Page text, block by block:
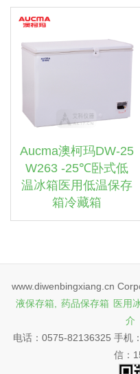
Aucma澳柯玛DW-25
W263 -25℃卧式低
温冰箱医用低温保存
箱冷藏箱
www.diwenbingxiang.cn
液保存箱,
药品保存箱 医用
介
电话：0575-82136325 手机
信：